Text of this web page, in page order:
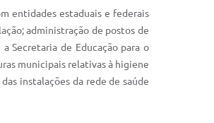
entidades estaduais e federais
administração de postos de
Secretaria de Educação para o
municipais relativas à higiene
instalações da rede de saúde